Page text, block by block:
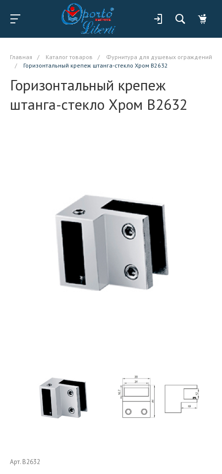
Главная / Каталог товаров /
Фурнитура для душевых ограждений
/
Горизонтальный крепеж штанга-стекло Хром B2632
Горизонтальный крепеж
штанга-стекло Хром B2632
Арт. B2632